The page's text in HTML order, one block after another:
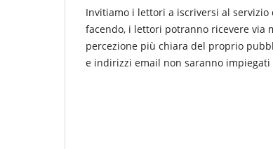
Invitiamo i lettori a iscriversi al
facendo, i lettori potranno ricevere via
percezione più chiara del proprio
e indirizzi email non saranno